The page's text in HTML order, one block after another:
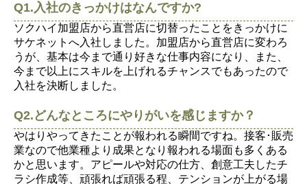
Q1.入社のきっかけはなんですか?
ソクハイ加盟店から直営店に切替ったことをきっかけに
サケネットへ入社しました。加盟店から直営店に変わろ
うが、基本は今まで通り好きな仕事内容になり、また、
今まで以上にスキルを上げれるチャンスでもあったので
入社を決断しました。
Q2.どんなところにやりがいを感じますか？
やはりやってきたことが報われる瞬間ですね。接客･販売
業なので他業種より成果となり報われる場面も多くある
かと思います。アピールや対応の仕方、創意工夫したチ
ラシ作成等、頑張れば頑張る程、テンションが上がる場